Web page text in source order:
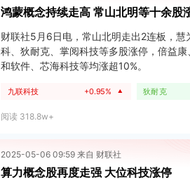
鸿蒙概念持续走高 常山北明等十余股
财联社5月6日电，常山北明走出2连板，慧
科、狄耐克、掌阅科技等多股涨停，倍益
和软件、芯海科技等均涨超10%。
九联科技 +0.95% ▲ 狄耐克
阅读 318.8w+
2025-05-06 09:59 来自 财联社
算力概念股再度走强 大位科技涨停